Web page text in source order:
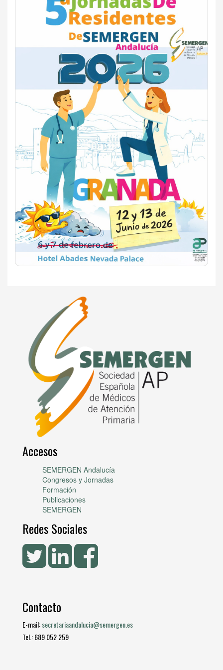
Accesos
SEMERGEN Andalucía
Congresos y Jornadas
Formación
Publicaciones
SEMERGEN
Redes Sociales
Contacto
E-mail:secretariaandalucia@semergen.es
Tel.: 689 052 259